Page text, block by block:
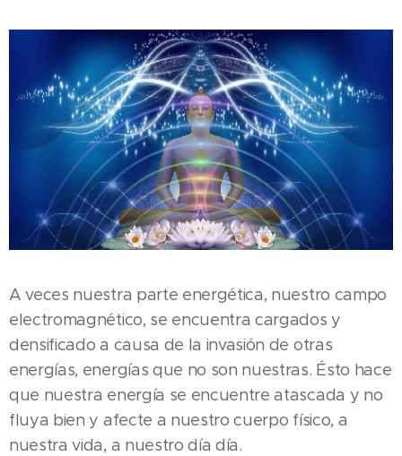
A veces nuestra parte energética, nuestro campo
electromagnético, se encuentra cargados y
densificado a causa de la invasión de otras
energías, energías que no son nuestras. Ésto hace
que nuestra energía se encuentre atascada y no
fluya bien y afecte a nuestro cuerpo físico, a
nuestra vida, a nuestro día día.